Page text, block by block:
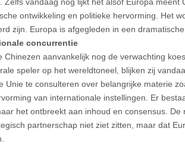
ontwikkeling en politieke hervorming. Het
zijn. Europa is afgegleden in een
concurrentie
Chinezen aanvankelijk nog de verwachting
speler op het wereldtoneel, blijken zij
Unie te consulteren over belangrijke materie
van internationale instellingen. Er
het ontbreekt aan inhoud en consensus.
partnerschap niet ziet zitten, maar dat